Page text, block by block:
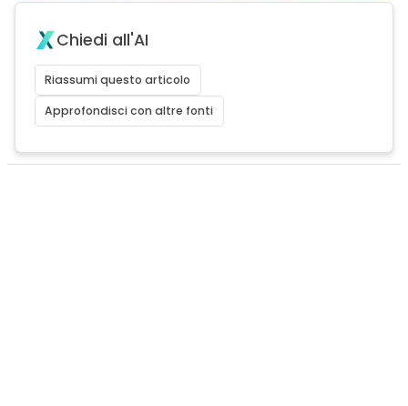
Chiedi all'AI
Riassumi questo articolo
Approfondisci con altre fonti